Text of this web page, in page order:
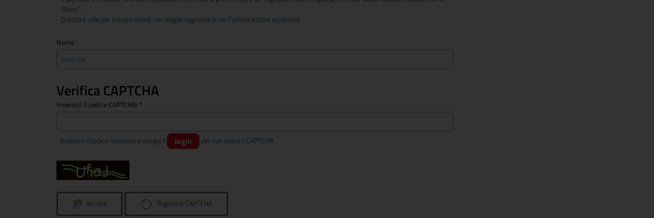
"Ross".
Questo è utile per trovare utenti con doppio cognome o con l'ultima lettera accentata.
Nome
Verifica CAPTCHA
Inserisci il codice CAPTCHA: *
Inserisci il codice mostrato o esegui il login per non usare il CAPTCHA
Ascolta Rigenera CAPTCHA